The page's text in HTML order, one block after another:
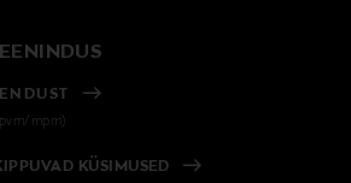
mpm)
KÜSIMUSED